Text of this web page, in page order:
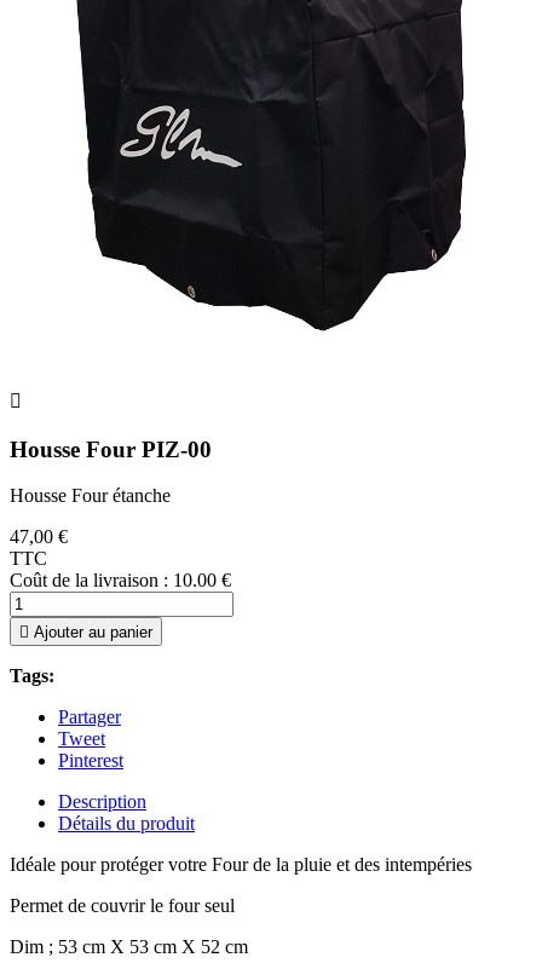

Housse Four PIZ-00
Housse Four étanche
47,00 €
TTC
Coût de la livraison : 10.00 €
 Ajouter au panier
Tags:
Partager
Tweet
Pinterest
Description
Détails du produit
Idéale pour protéger votre Four de la pluie et des intempéries
Permet de couvrir le four seul
Dim ; 53 cm X 53 cm X 52 cm